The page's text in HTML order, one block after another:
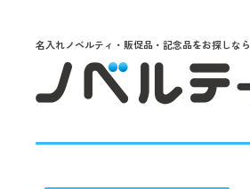
名入れノベルティ・販促品・記念品をお探しなら